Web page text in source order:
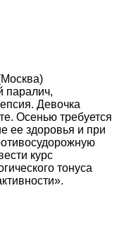
паралич,
Девочка
Осенью требуется
ее здоровья и при
курс
тонуса